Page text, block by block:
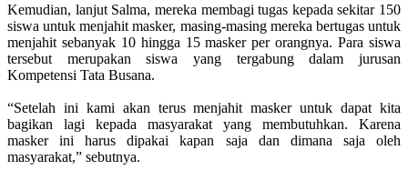
Kemudian, lanjut Salma, mereka membagi tugas kepada sekitar 150
siswa untuk menjahit masker, masing-masing mereka bertugas untuk
menjahit sebanyak 10 hingga 15 masker per orangnya. Para siswa
tersebut merupakan siswa yang tergabung dalam jurusan
Kompetensi Tata Busana.
“Setelah ini kami akan terus menjahit masker untuk dapat kita
bagikan lagi kepada masyarakat yang membutuhkan. Karena
masker ini harus dipakai kapan saja dan dimana saja oleh
masyarakat,” sebutnya.